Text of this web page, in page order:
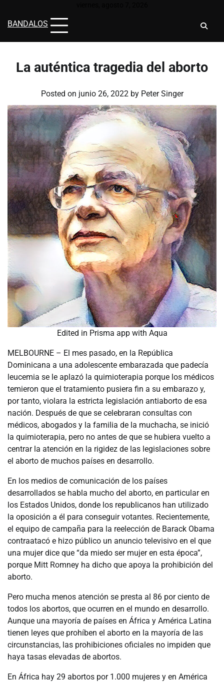
content
BANDALOS
La auténtica tragedia del aborto
Posted on junio 26, 2022 by Peter Singer
Edited in Prisma app with Aqua
MELBOURNE – El mes pasado, en la República
Dominicana a una adolescente embarazada que padecía
leucemia se le aplazó la quimioterapia porque los médicos
temieron que el tratamiento pusiera fin a su embarazo y,
por tanto, violara la estricta legislación antiaborto de esa
nación. Después de que se celebraran consultas con
médicos, abogados y la familia de la muchacha, se inició
la quimioterapia, pero no antes de que se hubiera vuelto a
centrar la atención en la rigidez de las legislaciones sobre
el aborto de muchos países en desarrollo.
En los medios de comunicación de los países
desarrollados se habla mucho del aborto, en particular en
los Estados Unidos, donde los republicanos han utilizado
la oposición a él para conseguir votantes. Recientemente,
el equipo de campaña para la reelección de Barack Obama
contraatacó e hizo público un anuncio televisivo en el que
una mujer dice que “da miedo ser mujer en esta época”,
porque Mitt Romney ha dicho que apoya la prohibición del
aborto.
Pero mucha menos atención se presta al 86 por ciento de
todos los abortos, que ocurren en el mundo en desarrollo.
Aunque una mayoría de países en África y América Latina
tienen leyes que prohíben el aborto en la mayoría de las
circunstancias, las prohibiciones oficiales no impiden que
haya tasas elevadas de abortos.
En África hay 29 abortos por 1.000 mujeres y en América